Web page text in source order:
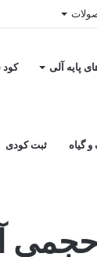
پایه آلی کود
گیاه ثبت کودی
حجمی